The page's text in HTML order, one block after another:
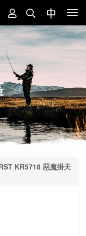
KR5718 惡魔掛天